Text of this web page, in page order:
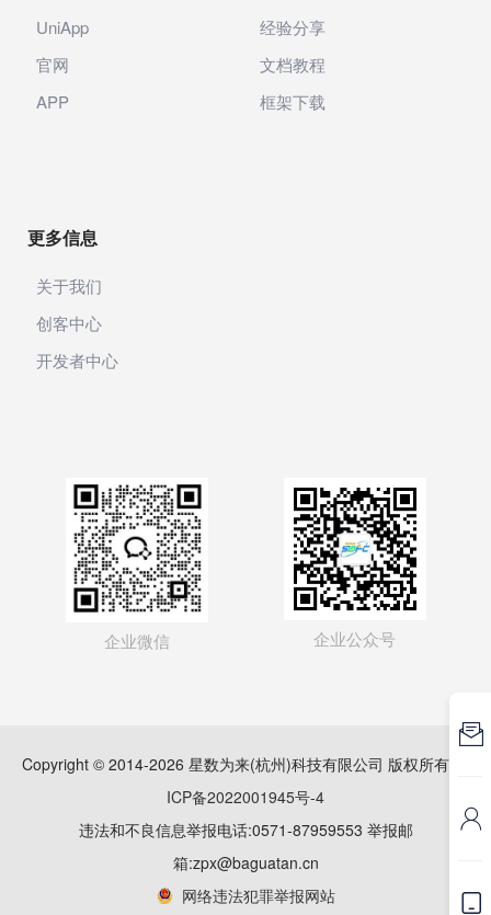
UniApp
官网
APP
经验分享
文档教程
框架下载
更多信息
关于我们
创客中心
开发者中心
企业微信 企业公众号
Copyright © 2014-2026 星数为来(杭州)科技有限公司 版权所有
ICP备2022001945号-4
违法和不良信息举报电话:0571-87959553 举报邮
箱:zpx@baguatan.cn
网络违法犯罪举报网站


